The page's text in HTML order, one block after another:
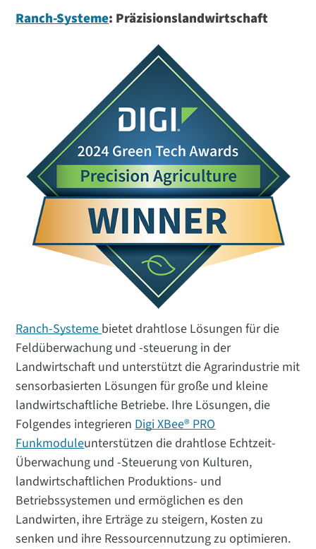
Ranch-Systeme: Präzisionslandwirtschaft
Ranch-Systemebietet drahtlose Lösungen für die
Feldüberwachung und -steuerung in der
Landwirtschaft und unterstützt die Agrarindustrie mit
sensorbasierten Lösungen für große und kleine
landwirtschaftliche Betriebe. Ihre Lösungen, die
Folgendes integrierenDigi XBee® PRO
Funkmoduleunterstützen die drahtlose Echtzeit-
Überwachung und -Steuerung von Kulturen,
landwirtschaftlichen Produktions- und
Betriebssystemen und ermöglichen es den
Landwirten, ihre Erträge zu steigern, Kosten zu
senken und ihre Ressourcennutzung zu optimieren.